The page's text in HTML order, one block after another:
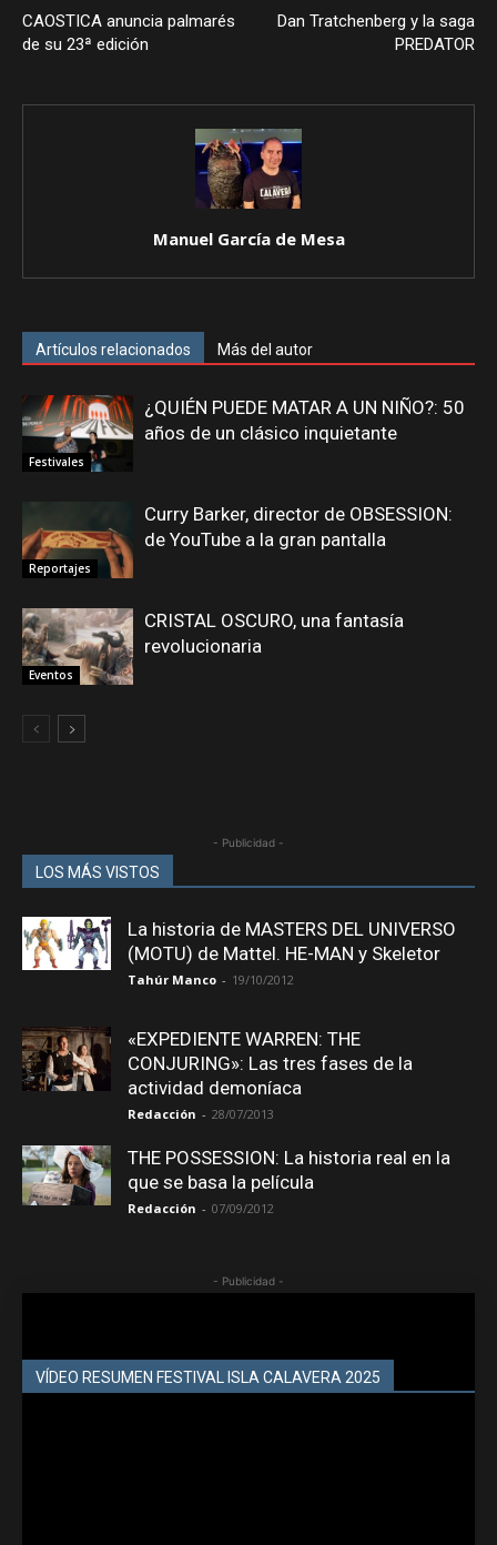
CAOSTICA anuncia palmarés
de su 23ª edición
Dan Tratchenberg y la saga
PREDATOR
Manuel García de Mesa
Artículos relacionados Más del autor
Festivales
¿QUIÉN PUEDE MATAR A UN NIÑO?: 50
años de un clásico inquietante
Reportajes
Curry Barker, director de OBSESSION:
de YouTube a la gran pantalla
Eventos
CRISTAL OSCURO, una fantasía
revolucionaria
- Publicidad -
LOS MÁS VISTOS
La historia de MASTERS DEL UNIVERSO
(MOTU) de Mattel. HE-MAN y Skeletor
Tahúr Manco - 19/10/2012
«EXPEDIENTE WARREN: THE
CONJURING»: Las tres fases de la
actividad demoníaca
Redacción - 28/07/2013
THE POSSESSION: La historia real en la
que se basa la película
Redacción - 07/09/2012
- Publicidad -
VÍDEO RESUMEN FESTIVAL ISLA CALAVERA 2025